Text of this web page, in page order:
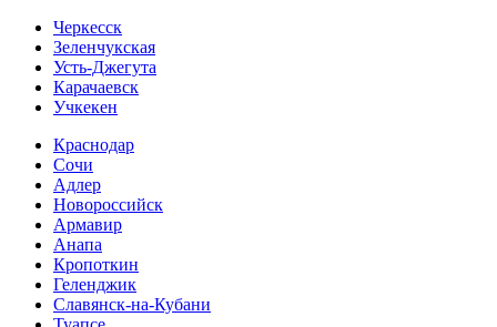
Черкесск
Зеленчукская
Усть-Джегута
Карачаевск
Учкекен
Краснодар
Сочи
Адлер
Новороссийск
Армавир
Анапа
Кропоткин
Геленджик
Славянск-на-Кубани